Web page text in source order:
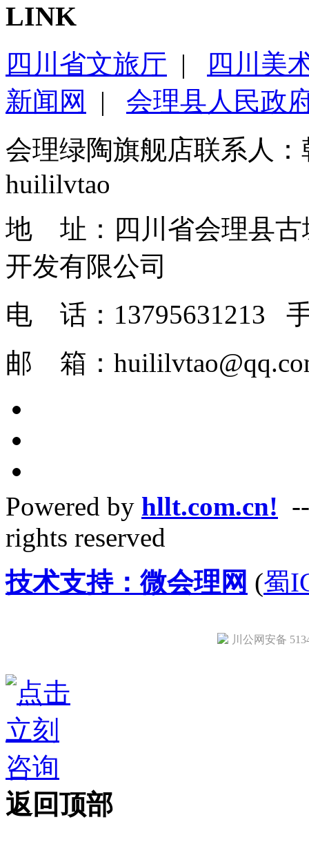
LINK
四川省文旅厅 |
四川美
新闻网
| 会理县人民政
会理绿陶旗舰店联系人
huililvtao
地 址：四川省会理县古
开发有限
电 话：
邮 箱：
Powered by hllt.com.cn!
rights reserved
技术支持：微会理网 (蜀
川公网安备
返回顶部